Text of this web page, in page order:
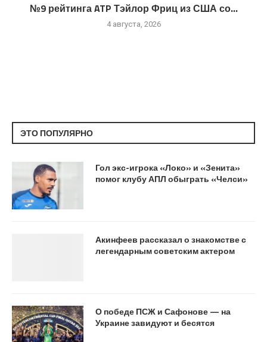
№9 рейтинга ATP Тэйлор Фриц из США со...
4 августа, 2026
ЭТО ПОПУЛЯРНО
Гол экс-игрока «Локо» и «Зенита»
помог клубу АПЛ обыграть «Челси»
Акинфеев рассказал о знакомстве с
легендарным советским актером
О победе ПСЖ и Сафонове — на
Украине завидуют и бесятся